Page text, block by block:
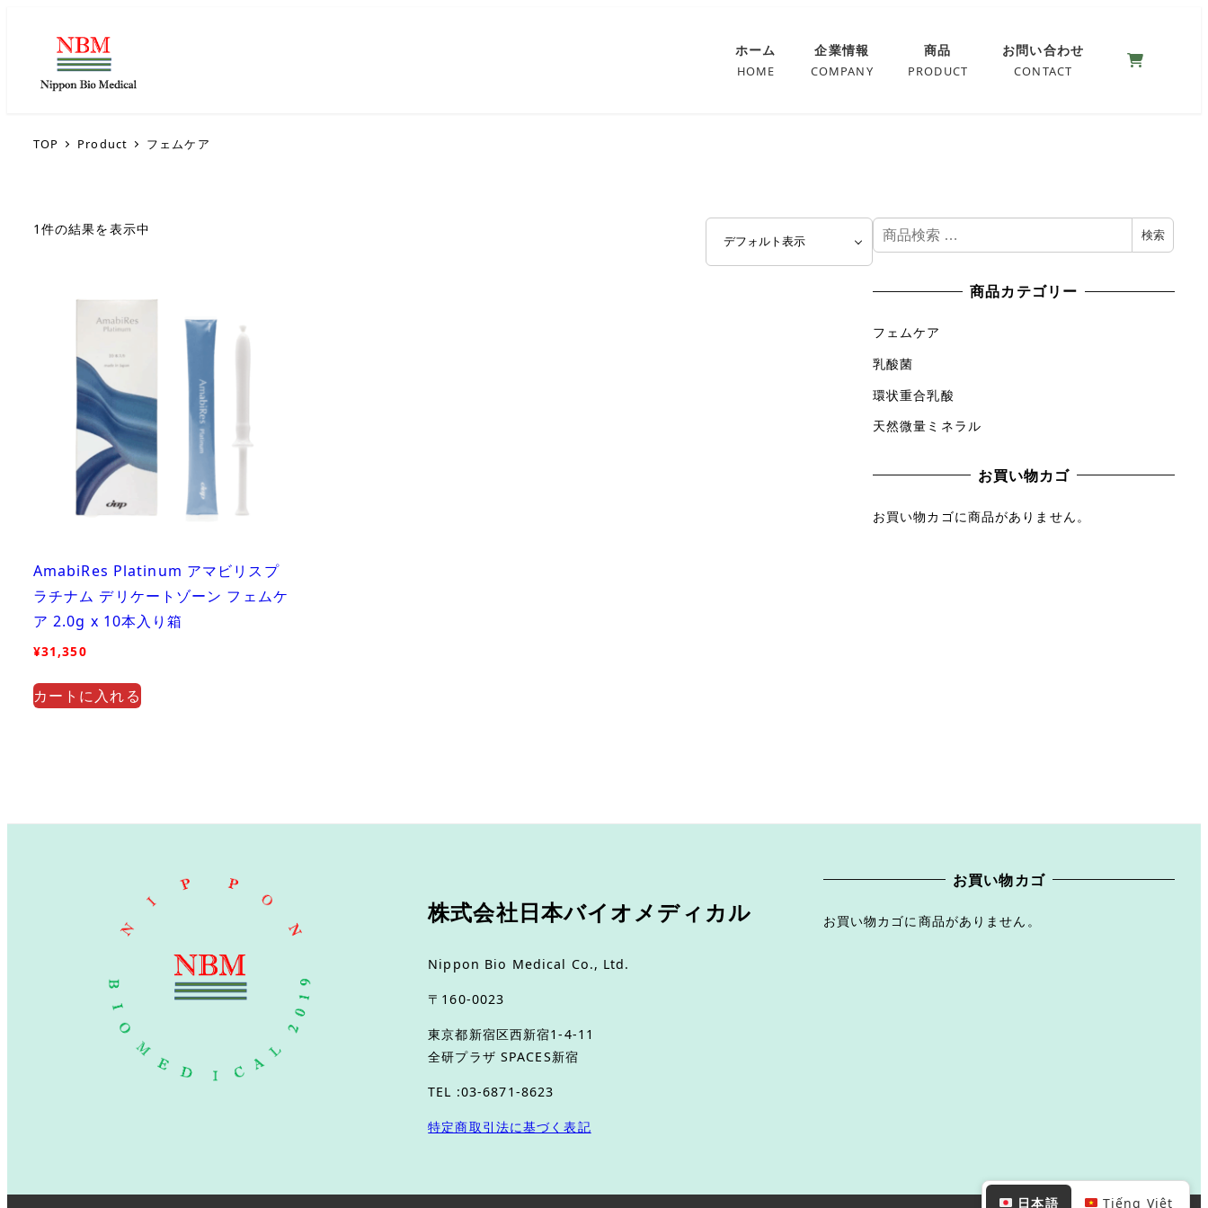
ホーム
HOME
企業情報
COMPANY
商品
PRODUCT
お問い合わせ
CONTACT
TOP Product フェムケア
1件の結果を表示中
AmabiRes Platinum アマビリスプ
ラチナム デリケートゾーン フェムケ
ア 2.0g x 10本入り箱
¥31,350
カートに入れる
検
索
象
検索
商品カテゴリー
フェムケア
乳酸菌
環状重合乳酸
天然微量ミネラル
お買い物カゴ
お買い物カゴに商品がありません。
株式会社日本バイオメディカル
Nippon Bio Medical Co., Ltd.
〒160-0023
東京都新宿区西新宿1-4-11
全研プラザ SPACES新宿
TEL :03-6871-8623
特定商取引法に基づく表記
お買い物カゴ
お買い物カゴに商品がありません。
日本語 Tiếng Việt